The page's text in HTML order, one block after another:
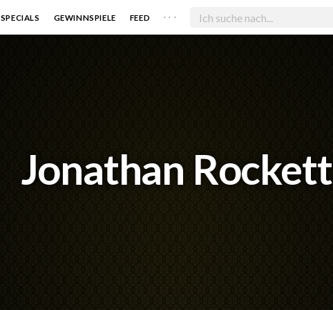
SPECIALS GEWINNSPIELE FEED . . .
Jonathan Rockett